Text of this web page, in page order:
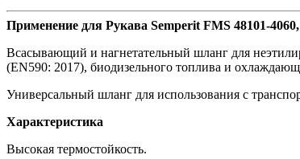
Применение для Рукава Semperit FMS 48101-
Всасывающий и нагнетательный шланг для
(EN590: 2017), биодизельного топлива и
Универсальный шланг для использования с
Характеристика
Высокая термостойкость.